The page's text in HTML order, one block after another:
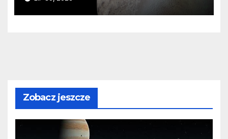
zaginionego lodu
Zobacz jeszcze